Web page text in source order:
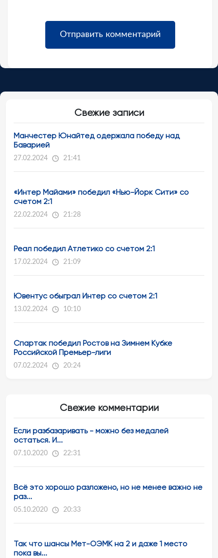
Свежие записи
Манчестер Юнайтед одержала победу над
Баварией
27.02.2024 21:41
«Интер Майами» победил «Нью-Йорк Сити» со
счетом 2:1
22.02.2024 21:28
Реал победил Атлетико со счетом 2:1
17.02.2024 21:09
Ювентус обыграл Интер со счетом 2:1
13.02.2024 10:10
Спартак победил Ростов на Зимнем Кубке
Российской Премьер-лиги
07.02.2024 20:24
Свежие комментарии
Если разбазаривать - можно без медалей
остаться. И...
07.10.2020 22:31
Всё это хорошо разложено, но не менее важно не
раз...
05.10.2020 20:33
Так что шансы Мет-ОЭМК на 2 и даже 1 место
пока вы...